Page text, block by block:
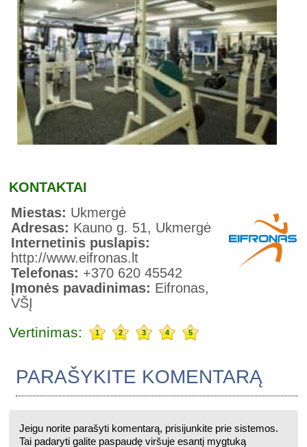
KONTAKTAI
Miestas: Ukmergė
Adresas: Kauno g. 51, Ukmergė
Internetinis puslapis:
http://www.eifronas.lt
Telefonas: +370 620 45542
Įmonės pavadinimas: Eifronas,
VŠĮ
Vertinimas: 1 2 3 4 5
PARAŠYKITE KOMENTARĄ